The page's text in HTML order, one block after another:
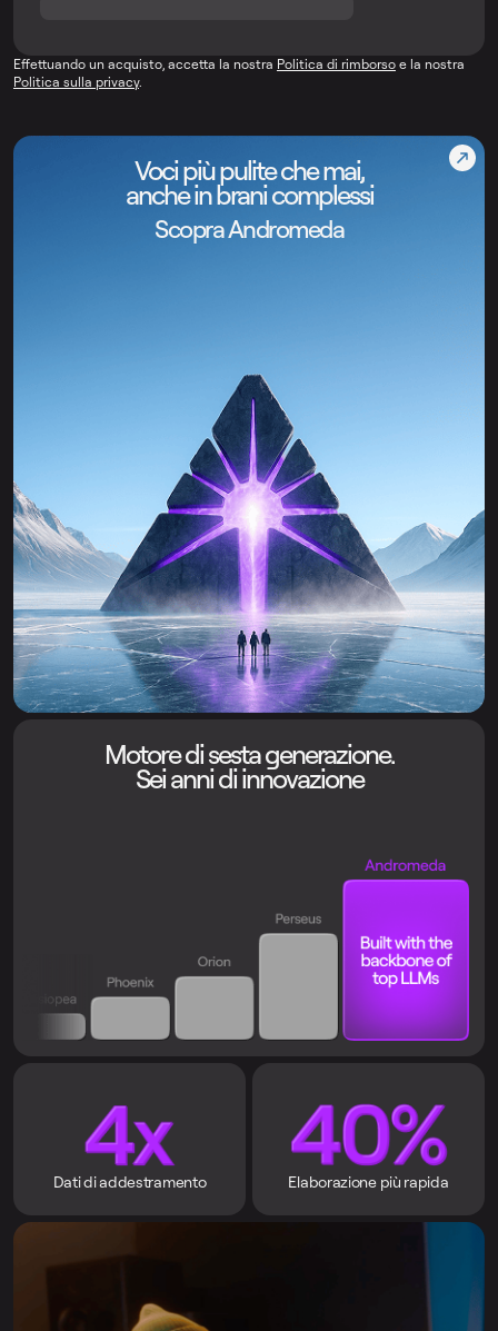
Effettuando un acquisto, accetta la nostra Politica di rimborso e la nostra
Politica sulla privacy.
Voci più pulite che mai,
anche in brani complessi
Scopra Andromeda
Motore di sesta generazione.
Sei anni di innovazione
Dati di addestramento Elaborazione più rapida